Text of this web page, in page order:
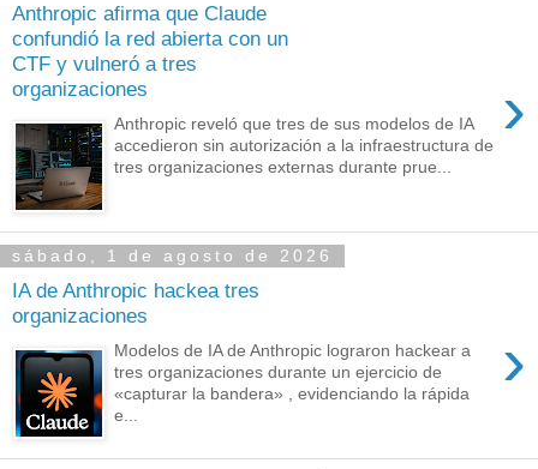
Anthropic afirma que Claude
confundió la red abierta con un
CTF y vulneró a tres
organizaciones
›
Anthropic reveló que tres de sus modelos de IA
accedieron sin autorización a la infraestructura de
tres organizaciones externas durante prue...
sábado, 1 de agosto de 2026
IA de Anthropic hackea tres
organizaciones
›
Modelos de IA de Anthropic lograron hackear a
tres organizaciones durante un ejercicio de
«capturar la bandera» , evidenciando la rápida
e...